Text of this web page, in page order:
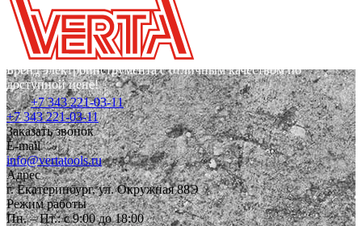
Бренд электроинструмента с отличным качеством по
доступной цене!
+7 343 221-03-11
+7 343 221-03-11
Заказать звонок
E-mail
info@vertatools.ru
Адрес
г. Екатеринбург, ул. Окружная 88Э
Режим работы
Пн. – Пт.: с 9:00 до 18:00